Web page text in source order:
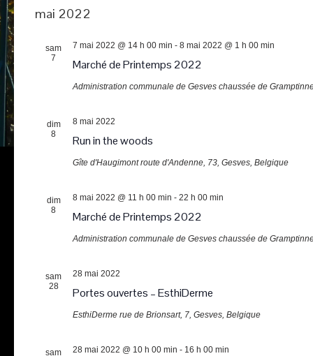
mai 2022
sam
7
Marché de Printemps 2022
7 mai 2022 @ 14 h 00 min - 8 mai 2022 @ 1 h 00 min
Administration communale de Gesves chaussée de
dim
8
Run in the woods
8 mai 2022
Gîte d'Haugimontroute d'Andenne, 73, Gesves, Belgique
dim
8
Marché de Printemps 2022
8 mai 2022 @ 11 h 00 min - 22 h 00 min
Administration communale de Gesves chaussée de
sam
28
Portes ouvertes – EsthiDerme
28 mai 2022
EsthiDerme rue de Brionsart, 7, Gesves, Belgique
sam
28 mai 2022 @ 10 h 00 min - 16 h 00 min